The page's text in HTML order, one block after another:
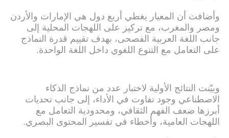
وأضافت أن المعيار يغطي أربع دول هي الإمارات والأردن
ومصر والمغرب، مع تركيز على اللهجات المحلية إلى
جانب اللغة العربية الفصحى، بهدف تقييم قدرة النماذج
على التعامل مع التنوع اللغوي داخل اللغة الواحدة.
وبيّنت النتائج الأولية لاختبار عدد من نماذج الذكاء
الاصطناعي وجود تفاوت في الأداء، إلى جانب تحديات
أبرزها ضعف الفهم الثقافي، ومحدودية التعامل مع
اللهجات العامية، وأخطاء في تفسير المحتوى البصري.